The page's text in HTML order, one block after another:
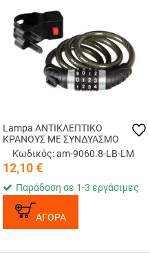
Lampa ΑΝΤΙΚΛΕΠΤΙΚΟ
ΚΡΑΝΟΥΣ ΜΕ ΣΥΝΔΥΑΣΜΟ
Κωδικός: am-9060.8-LB-LM
12,10€
Παράδοση σε 1-3 εργάσιμες
ΑΓΟΡΑ